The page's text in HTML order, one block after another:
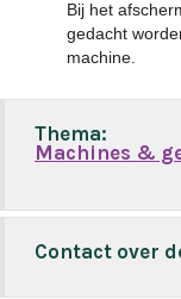
Bij het
gedacht
machine.
Thema:
Machines &
Contact over